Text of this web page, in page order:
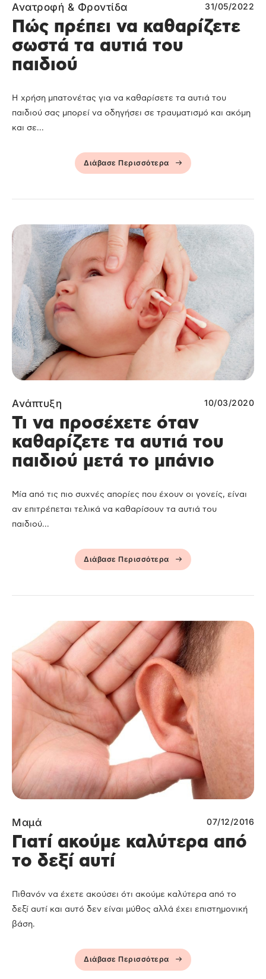
Ανατροφή & Φροντίδα 31/05/2022
Πώς πρέπει να καθαρίζετε
σωστά τα αυτιά του
παιδιού
Η χρήση μπατονέτας για να καθαρίσετε τα αυτιά του
παιδιού σας μπορεί να οδηγήσει σε τραυματισμό και ακόμη
και σε...
Διάβασε Περισσότερα
Ανάπτυξη 10/03/2020
Τι να προσέχετε όταν
καθαρίζετε τα αυτιά του
παιδιού μετά το μπάνιο
Μία από τις πιο συχνές απορίες που έχουν οι γονείς, είναι
αν επιτρέπεται τελικά να καθαρίσουν τα αυτιά του
παιδιού...
Διάβασε Περισσότερα
Μαμά 07/12/2016
Γιατί ακούμε καλύτερα από
το δεξί αυτί
Πιθανόν να έχετε ακούσει ότι ακούμε καλύτερα από το
δεξί αυτί και αυτό δεν είναι μύθος αλλά έχει επιστημονική
βάση.
Διάβασε Περισσότερα